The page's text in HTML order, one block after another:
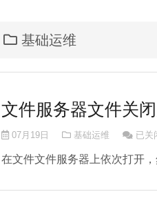
基础运维
文件服务器文件关
07月19日 基础运维 文件
已关
在文件文件服务器上依次打开